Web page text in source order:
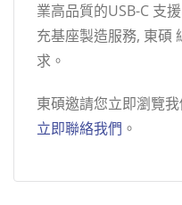
業高品質的USB-C 支
充基座製造服務, 東碩
求。
東碩邀請您立即瀏覽
立即聯絡我們 。